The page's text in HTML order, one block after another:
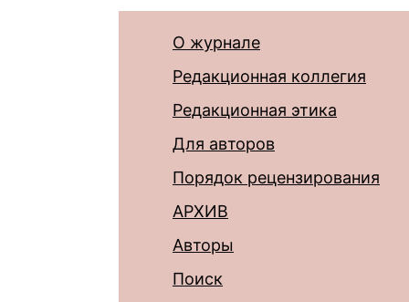
О журнале
Редакционная коллегия
Редакционная этика
Для авторов
Порядок рецензирования
АРХИВ
Авторы
Поиск